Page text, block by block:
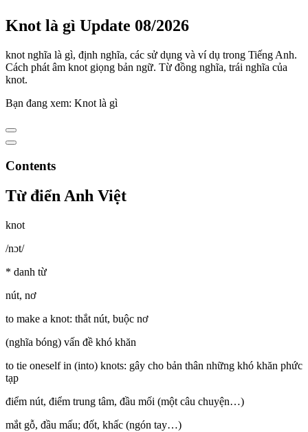
Knot là gì Update 08/2026
knot nghĩa là gì, định nghĩa, các sử dụng và ví dụ trong Tiếng Anh.
Cách phát âm knot giọng bản ngữ. Từ đồng nghĩa, trái nghĩa của
knot.
Bạn đang xem: Knot là gì
Contents
Từ điển Anh Việt
knot
/nɔt/
* danh từ
nút, nơ
to make a knot: thắt nút, buộc nơ
(nghĩa bóng) vấn đề khó khăn
to tie oneself in (into) knots: gây cho bản thân những khó khăn phức
tạp
điểm nút, điểm trung tâm, đầu mối (một câu chuyện…)
mắt gỗ, đầu mấu; đốt, khấc (ngón tay…)